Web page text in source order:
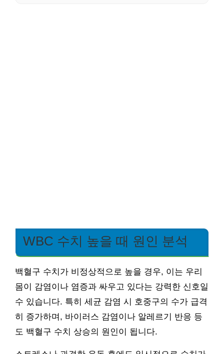
WBC 수치 높을 때 원인 분석
백혈구 수치가 비정상적으로 높을 경우, 이는 우리
몸이 감염이나 염증과 싸우고 있다는 강력한 신호일
수 있습니다. 특히 세균 감염 시 호중구의 수가 급격
히 증가하며, 바이러스 감염이나 알레르기 반응 등
도 백혈구 수치 상승의 원인이 됩니다.